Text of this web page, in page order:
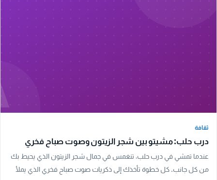
ثقافة
درب حلب: مشيتو بين شجر الزيتون وصوت صباح فخري
عندما تمشي في درب حلب، تنغمس في جمال شجر الزيتون الذي يحيط بك
من كل جانب. كل خطوة تأخذك إلى ذكريات صوت صباح فخري الذي يملأ